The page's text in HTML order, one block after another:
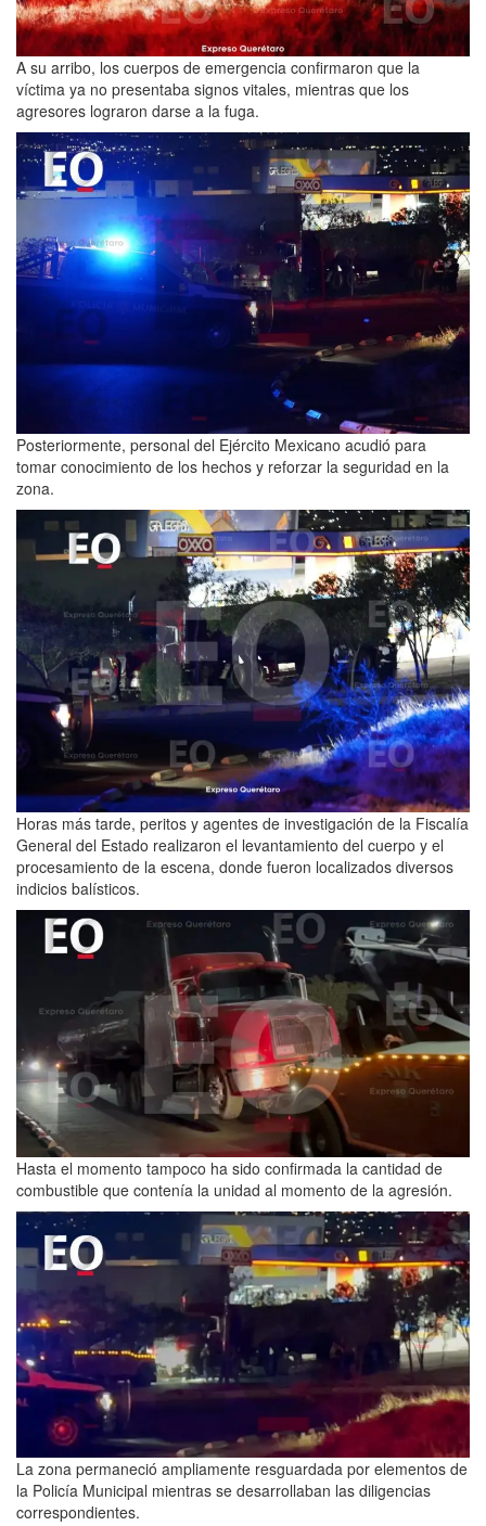
A su arribo, los cuerpos de emergencia confirmaron que la
víctima ya no presentaba signos vitales, mientras que los
agresores lograron darse a la fuga.
Posteriormente, personal del Ejército Mexicano acudió para
tomar conocimiento de los hechos y reforzar la seguridad en la
zona.
Horas más tarde, peritos y agentes de investigación de la Fiscalía
General del Estado realizaron el levantamiento del cuerpo y el
procesamiento de la escena, donde fueron localizados diversos
indicios balísticos.
Hasta el momento tampoco ha sido confirmada la cantidad de
combustible que contenía la unidad al momento de la agresión.
La zona permaneció ampliamente resguardada por elementos de
la Policía Municipal mientras se desarrollaban las diligencias
correspondientes.